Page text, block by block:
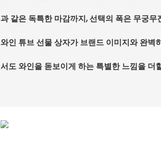
과 같은 독특한 마감까지, 선택의 폭은 무궁
와인 튜브 선물 상자가 브랜드 이미지와 완벽
서도 와인을 돋보이게 하는 특별한 느낌을 더